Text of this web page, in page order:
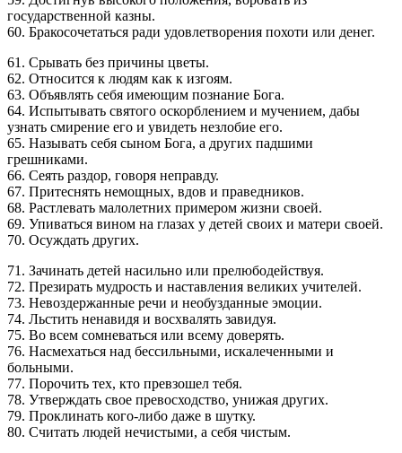
государственной казны.
60. Бракосочетаться ради удовлетворения похоти или денег.
61. Срывать без причины цветы.
62. Относится к людям как к изгоям.
63. Объявлять себя имеющим познание Бога.
64. Испытывать святого оскорблением и мучением, дабы
узнать смирение его и увидеть незлобие его.
65. Называть себя сыном Бога, а других падшими
грешниками.
66. Сеять раздор, говоря неправду.
67. Притеснять немощных, вдов и праведников.
68. Растлевать малолетних примером жизни своей.
69. Упиваться вином на глазах у детей своих и матери своей.
70. Осуждать других.
71. Зачинать детей насильно или прелюбодействуя.
72. Презирать мудрость и наставления великих учителей.
73. Невоздержанные речи и необузданные эмоции.
74. Льстить ненавидя и восхвалять завидуя.
75. Во всем сомневаться или всему доверять.
76. Насмехаться над бессильными, искалеченными и
больными.
77. Порочить тех, кто превзошел тебя.
78. Утверждать свое превосходство, унижая других.
79. Проклинать кого-либо даже в шутку.
80. Считать людей нечистыми, а себя чистым.